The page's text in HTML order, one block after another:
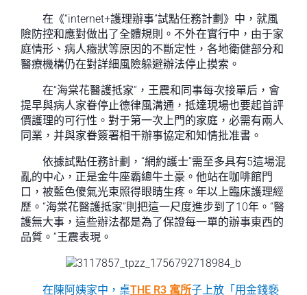
在《“internet+護理辦事”試點任務計劃》中，就風
險防控和應對做出了全體規則。不外在實行中，由于家
庭情形、病人癥狀等原因的不斷定性，各地衛健部分和
醫療機構仍在對詳細風險躲避辦法停止摸索。
在“海棠花醫護抵家”，王震和同事每次接單后，會
提早與病人家眷停止德律風溝通，抵達現場也要起首評
價護理的可行性。對于第一次上門的家庭，必需有兩人
同業，并與家眷簽署相干辦事協定和知情批准書。
依據試點任務計劃，“網約護士”需至多具有5這場混
亂的中心，正是金牛座霸總牛土豪。他站在咖啡館門
口，被藍色傻氣光束照得眼睛生疼。年以上臨床護理經
歷。“海棠花醫護抵家”則把這一尺度進步到了10年。“醫
護無大事，這些辦法都是為了保證每一單的辦事東西的
品質。”王震表現。
在陳阿姨家中，桌THE R3 寓所子上放「用金錢褻